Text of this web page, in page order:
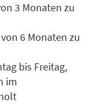
3 Monaten zu
6 Monaten zu
bis Freitag,
im